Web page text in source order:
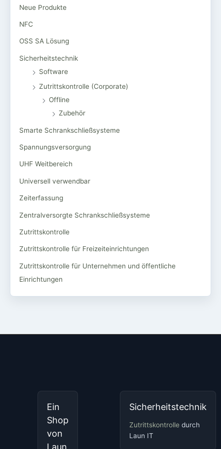
Neue Produkte
NFC
OSS SA Lösung
Sicherheitstechnik
Software
Zutrittskontrolle (Corporate)
Offline
Zubehör
Smarte Schrankschließsysteme
Spannungsversorgung
UHF Weitbereich
Universell verwendbar
Zeiterfassung
Zentralversorgte Schrankschließsysteme
Zutrittskontrolle
Zutrittskontrolle für Freizeiteinrichtungen
Zutrittskontrolle für Unternehmen und öffentliche
Einrichtungen
Ein
Shop
von
Laun
Sicherheitstechnik
Zutrittskontrolle durch
Laun IT